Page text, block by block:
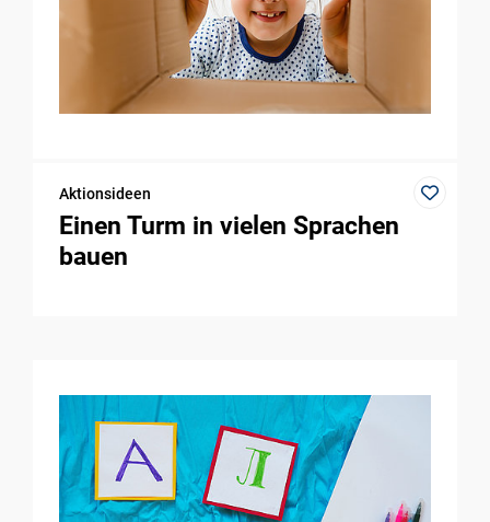
Aktionsideen
Einen Turm in vielen Sprachen
bauen